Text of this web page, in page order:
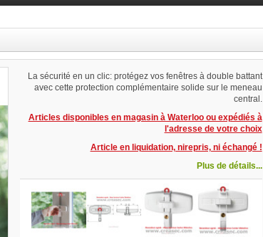
La sécurité en un clic: protégez vos fenêtres à double battant
avec cette protection complémentaire solide sur le meneau
central.
Articles disponibles en magasin à Waterloo ou expédiés à
l'adresse de votre choix
Article en liquidation, nirepris, ni échangé !
Plus de détails...